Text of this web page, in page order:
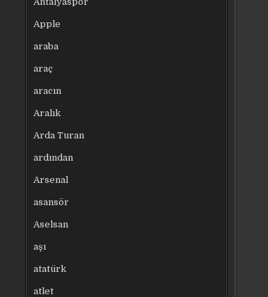
Apple
araba
araç
aracın
Aralık
Arda Turan
ardından
Arsenal
asansör
Aselsan
aşı
atatürk
atlet